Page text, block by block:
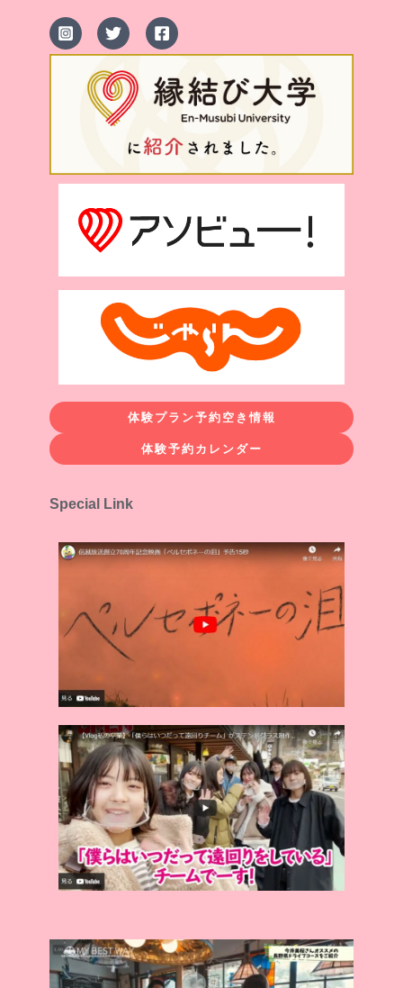
体験プラン予約空き情報
体験予約カレンダー
Special Link